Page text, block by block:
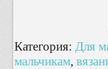
Категория: Для
мальчикам,